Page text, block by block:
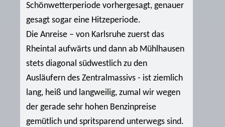
Schönwetterperiode vorhergesagt, genauer
gesagt sogar eine Hitzeperiode.
Die Anreise – von Karlsruhe zuerst das
Rheintal aufwärts und dann ab Mühlhausen
stets diagonal südwestlich zu den
Ausläufern des Zentralmassivs - ist ziemlich
lang, heiß und langweilig, zumal wir wegen
der gerade sehr hohen Benzinpreise
gemütlich und spritsparend unterwegs sind.